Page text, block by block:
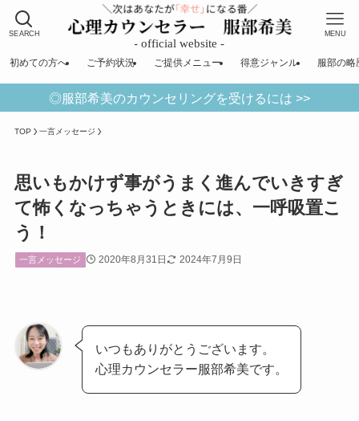
SEARCH MENU
初めての方へ ご予約状況 ご提供メニュー 得意ジャンル 服部の略
◎服部希美のカウンセリングを受けるには >>
TOP 一言メッセージ
思いもかけず事がうまく進んでいきすぎ
て怖くなっちゃうときには、一呼吸置こ
う！
一言メッセージ 2020年8月31日 2024年7月9日
いつもありがとうございます。
心理カウンセラー服部希美です。